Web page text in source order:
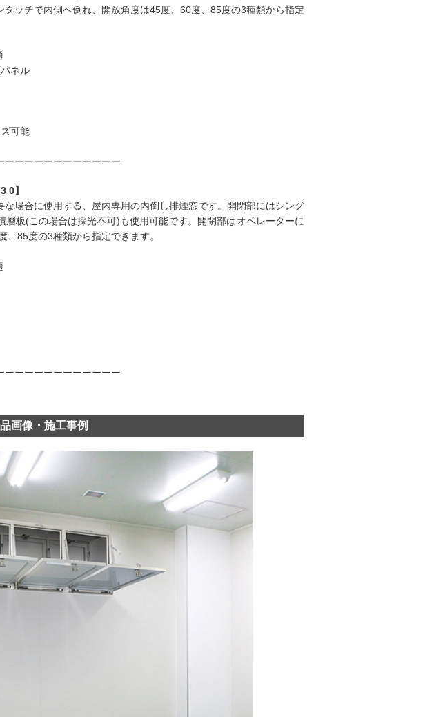
ッチで内側へ倒れ、開放角度は45度、60度、85度の3種類から指定
ネル
可能
ーーーーーーーーーーーー
0】
場合に使用する、屋内専用の内倒し排煙窓です。開閉部にはシング
板(この場合は採光不可)も使用可能です。開閉部はオペレーターに
85度の3種類から指定できます。
ーーーーーーーーーーーー
画像・施工事例